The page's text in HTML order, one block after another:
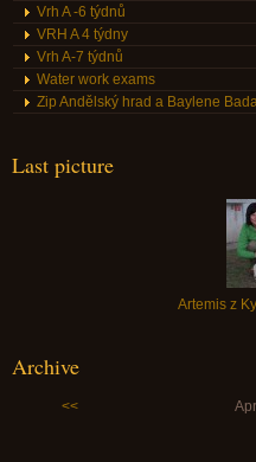
Vrh A -6 týdnů
VRH A 4 týdny
Vrh A-7 týdnů
Water work exams
Zip Andělský hrad a Baylene
Last picture
Artemis z
Archive
<<